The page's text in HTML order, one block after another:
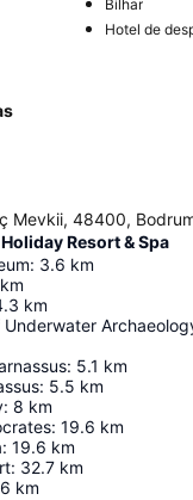
Bilhar
Hotel de
Mevkii, 48400,
Resort & Spa
: 3.6 km
km
km
Underwater
: 5.1 km
: 5.5 km
: 8 km
: 19.6 km
: 19.6 km
: 32.7 km
km